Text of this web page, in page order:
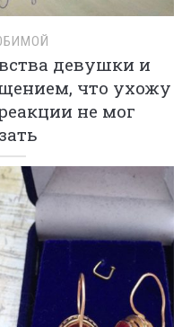
девушки и
что ухожу
не мог